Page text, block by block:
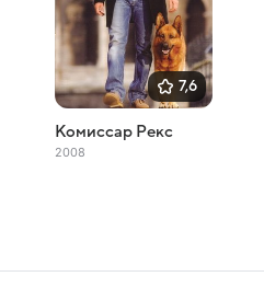
7,6
Комиссар Рекс
2008